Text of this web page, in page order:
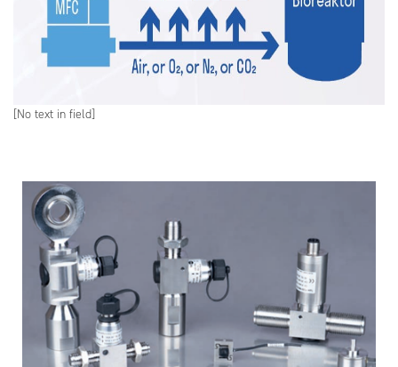
[No text in field]